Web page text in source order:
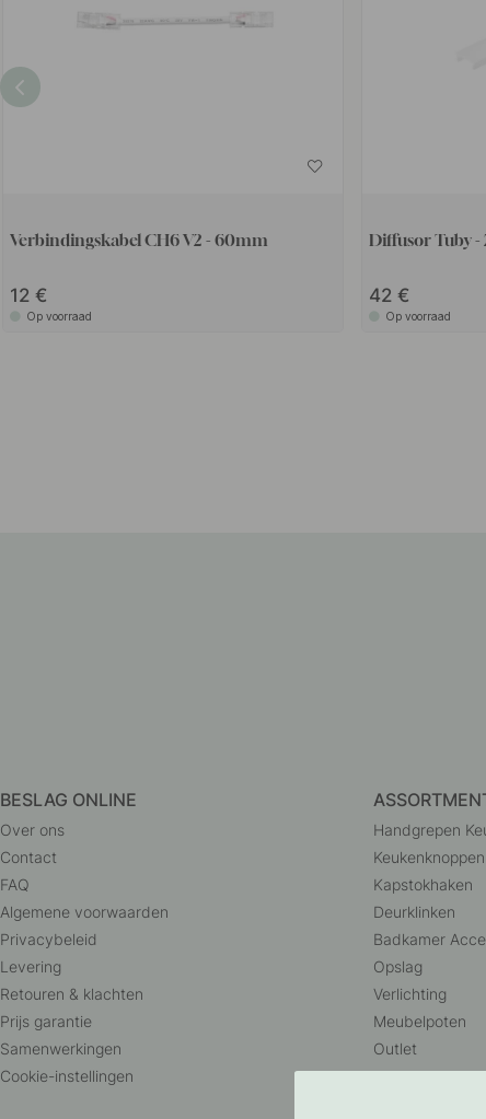
Verbindingskabel CH6 V2 - 60mm
12
Op voorraad
Diffusor Tuby
42
Op voorraad
BESLAG ONLINE
Over ons
Contact
FAQ
Algemene voorwaarden
Privacybeleid
Levering
Retouren & klachten
Prijs garantie
Samenwerkingen
Cookie-instellingen
Handgrepen
Keukenknoppen
Kapstokhaken
Deurklinken
Badkamer
Opslag
Verlichting
Meubelpoten
Outlet